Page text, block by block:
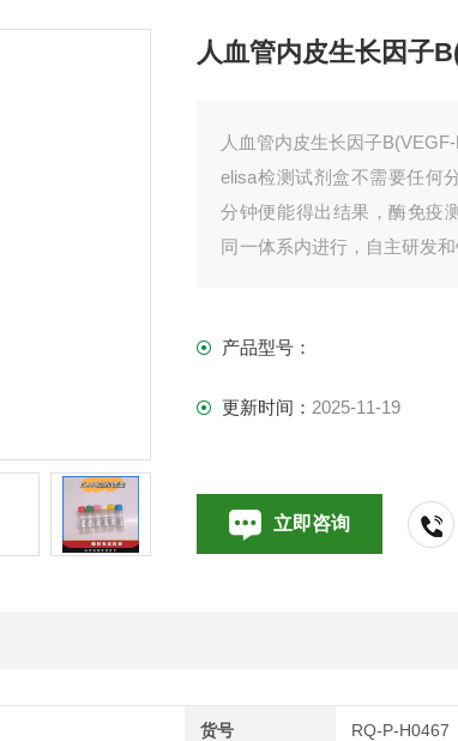
人血管内皮生长因子
人血管内皮生长因子
elisa检测试剂盒不需要任何
分钟便能得出结果，酶免疫
同一体系内进行，自主研发
我司产品齐全，因上架数量
产品型号：
更新时间： 2025-11-19
立即咨询
货号 RQ-P-H0467